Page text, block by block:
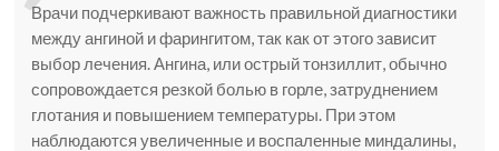
Врачи подчеркивают важность правильной диагностики
между ангиной и фарингитом, так как от этого зависит
выбор лечения. Ангина, или острый тонзиллит, обычно
сопровождается резкой болью в горле, затруднением
глотания и повышением температуры. При этом
наблюдаются увеличенные и воспаленные миндалины,